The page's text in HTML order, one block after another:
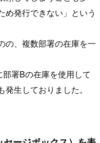
め発行できない」という
の、複数部署の在庫を一
署Bの在庫を使用して
生しておりました。